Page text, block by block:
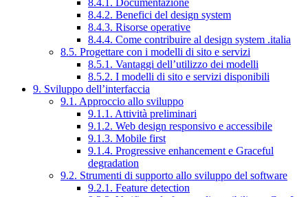
8.4.1. Documentazione
8.4.2. Benefici del design system
8.4.3. Risorse operative
8.4.4. Come contribuire al design system .italia
8.5. Progettare con i modelli di sito e servizi
8.5.1. Vantaggi dell’utilizzo dei modelli
8.5.2. I modelli di sito e servizi disponibili
9. Sviluppo dell’interfaccia
9.1. Approccio allo sviluppo
9.1.1. Attività preliminari
9.1.2. Web design responsivo e accessibile
9.1.3. Mobile first
9.1.4. Progressive enhancement e Graceful
degradation
9.2. Strumenti di supporto allo sviluppo del software
9.2.1. Feature detection